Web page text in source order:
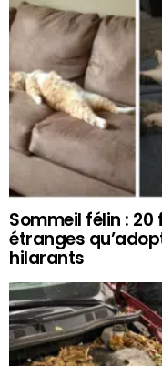
Sommeil félin :
étranges
hilarants